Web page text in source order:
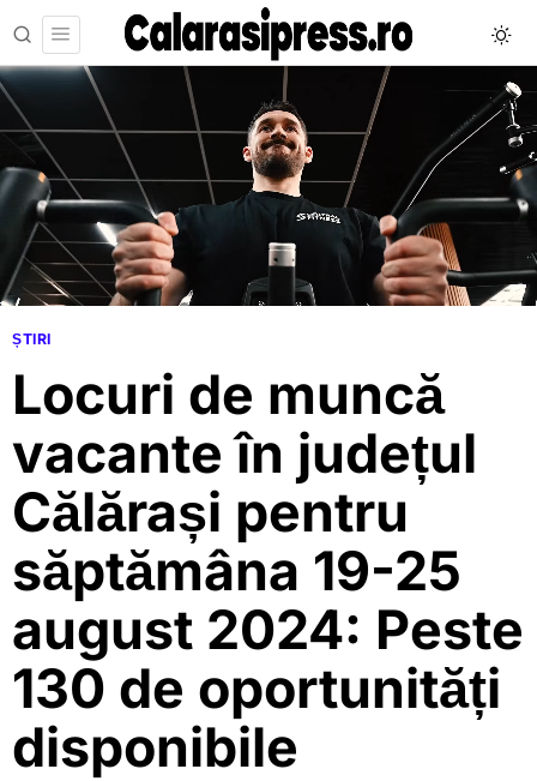
ȘTIRI
Locuri de muncă
vacante în județul
Călărași pentru
săptămâna 19-25
august 2024: Peste
130 de oportunități
disponibile